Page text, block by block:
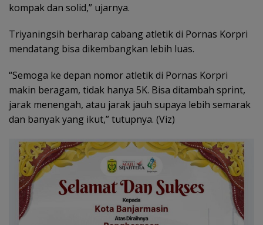
kompak dan solid,” ujarnya.
Triyaningsih berharap cabang atletik di Pornas Korpri
mendatang bisa dikembangkan lebih luas.
“Semoga ke depan nomor atletik di Pornas Korpri
makin beragam, tidak hanya 5K. Bisa ditambah sprint,
jarak menengah, atau jarak jauh supaya lebih semarak
dan banyak yang ikut,” tutupnya. (Viz)